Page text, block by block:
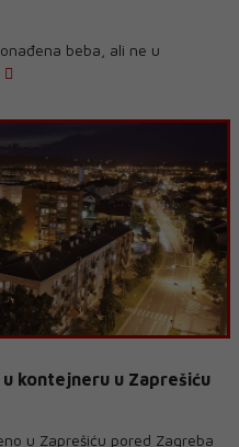
beba, ali ne u
kontejneru u Zaprešiću
u Zaprešiću pored Zagreba